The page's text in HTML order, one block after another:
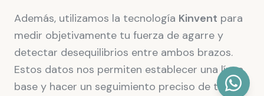
Además, utilizamos la tecnología Kinvent para
medir objetivamente tu fuerza de agarre y
detectar desequilibrios entre ambos brazos.
Estos datos nos permiten establecer una línea
base y hacer un seguimiento preciso de tu